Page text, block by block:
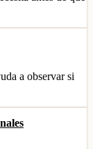
a observar si